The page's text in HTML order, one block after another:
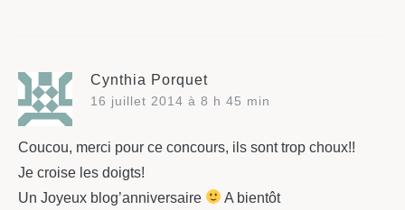
Cynthia Porquet
16 juillet 2014 à 8 h 45 min
Coucou, merci pour ce concours, ils sont trop choux!!
Je croise les doigts!
Un Joyeux blog’anniversaire
A bientôt